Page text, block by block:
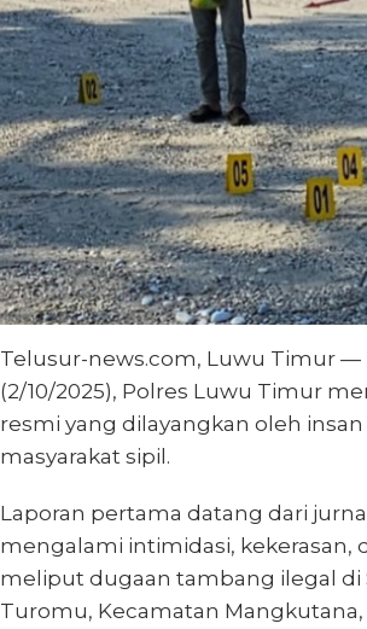
Telusur-news.com, Luwu Timur —
(2/10/2025), Polres Luwu Timur
resmi yang dilayangkan oleh
masyarakat sipil.
Laporan pertama datang dari
mengalami intimidasi, kekerasan,
meliput dugaan tambang ilegal di
Turomu, Kecamatan Mangkutana,